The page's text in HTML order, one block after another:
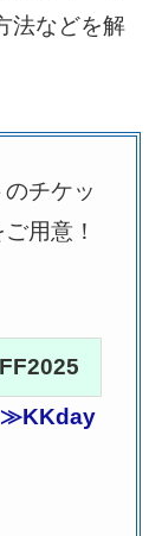
法などを解
のチケッ
用意！
≫KKday